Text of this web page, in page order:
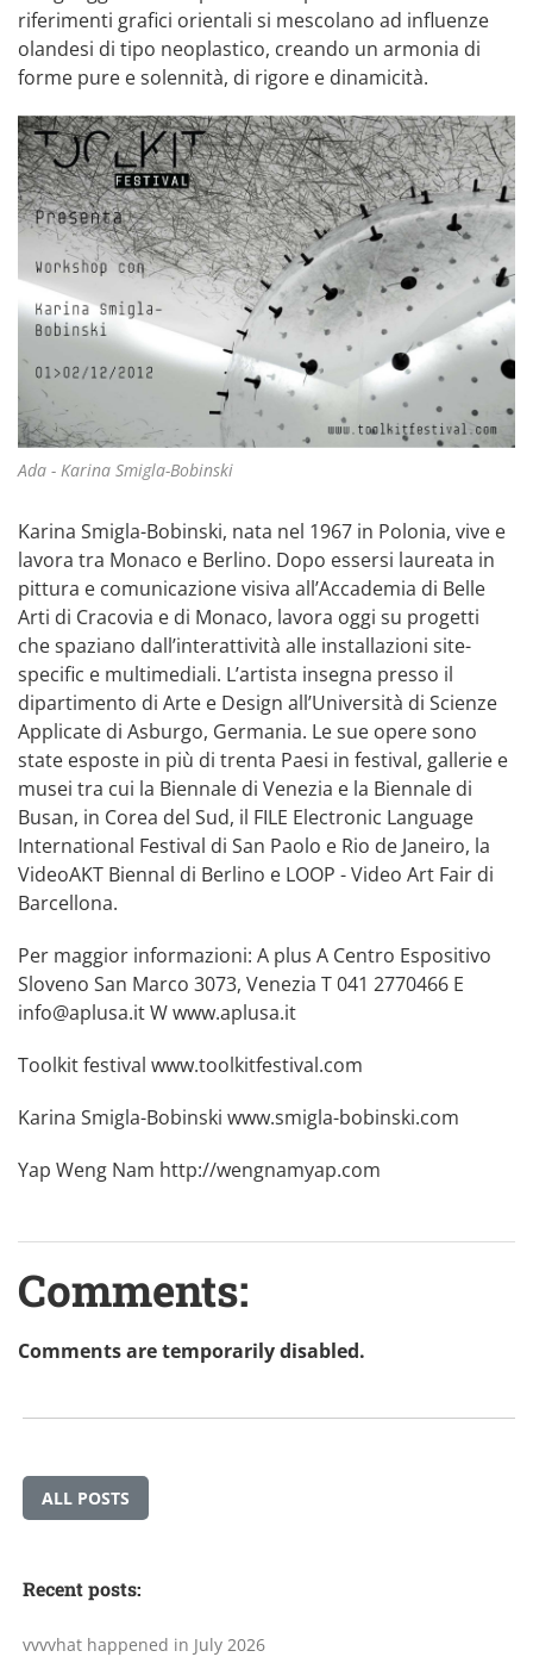
riferimenti grafici orientali si mescolano ad influenze
olandesi di tipo neoplastico, creando un armonia di
forme pure e solennità, di rigore e dinamicità.
Ada - Karina Smigla-Bobinski
Karina Smigla-Bobinski, nata nel 1967 in Polonia, vive e
lavora tra Monaco e Berlino. Dopo essersi laureata in
pittura e comunicazione visiva all’Accademia di Belle
Arti di Cracovia e di Monaco, lavora oggi su progetti
che spaziano dall’interattività alle installazioni site-
specific e multimediali. L’artista insegna presso il
dipartimento di Arte e Design all’Università di Scienze
Applicate di Asburgo, Germania. Le sue opere sono
state esposte in più di trenta Paesi in festival, gallerie e
musei tra cui la Biennale di Venezia e la Biennale di
Busan, in Corea del Sud, il FILE Electronic Language
International Festival di San Paolo e Rio de Janeiro, la
VideoAKT Biennal di Berlino e LOOP - Video Art Fair di
Barcellona.
Per maggior informazioni: A plus A Centro Espositivo
Sloveno San Marco 3073, Venezia T 041 2770466 E
info@aplusa.itWwww.aplusa.it
Toolkit festival www.toolkitfestival.com
Karina Smigla-Bobinski www.smigla-bobinski.com
Yap Weng Nam http://wengnamyap.com
Comments:
Comments are temporarily disabled.
ALL POSTS
Recent posts:
vvvvhat happened in July 2026